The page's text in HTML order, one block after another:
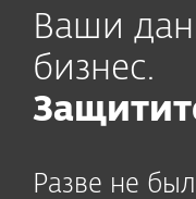
Ваши
бизнес.
Разве не